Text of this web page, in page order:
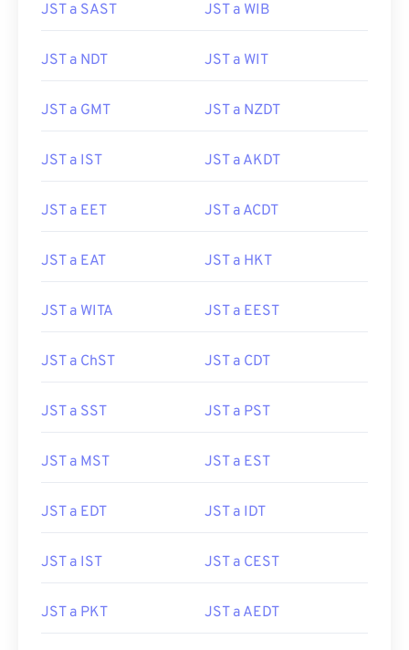
JST a SAST JST a WIB
JST a NDT JST a WIT
JST a GMT JST a NZDT
JST a IST JST a AKDT
JST a EET JST a ACDT
JST a EAT JST a HKT
JST a WITA JST a EEST
JST a ChST JST a CDT
JST a SST JST a PST
JST a MST JST a EST
JST a EDT JST a IDT
JST a IST JST a CEST
JST a PKT JST a AEDT